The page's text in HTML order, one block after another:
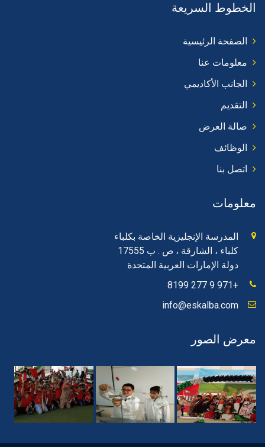
الخطوط السريعة
الصفحة الرئيسية
معلومات عنا
الجانب الأكاديمي
التقديم
صالة العرض
الوظائف
اتصل بنا
معلومات
المدرسة الإنجليزية الخاصة بكلباء
كلباء ، الشارقة ، ص . ب 17555
دولة الإمارات العربية المتحدة
+971 9 277 8199
info@eskalba.com
معرض الصور